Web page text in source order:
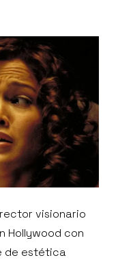
visionario
Hollywood con
de estética